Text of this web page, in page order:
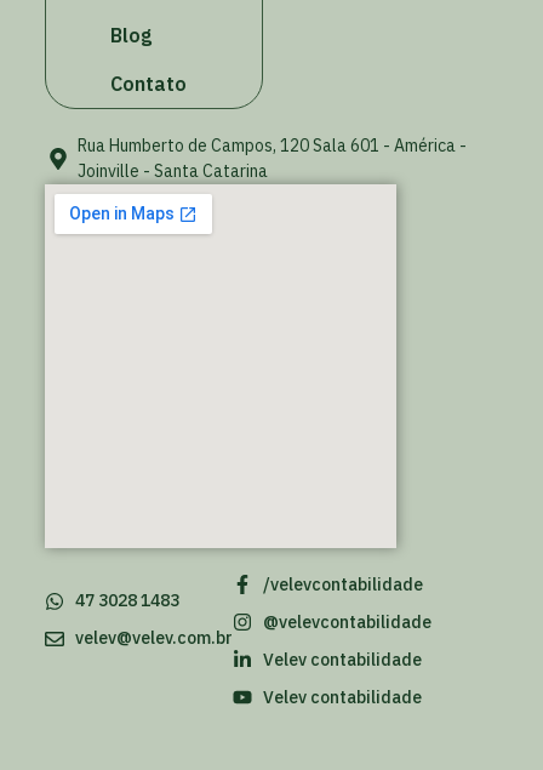
Blog
Contato
Rua Humberto de Campos, 120 Sala 601 - América -
Joinville - Santa Catarina
/velevcontabilidade
@velevcontabilidade
Velev contabilidade
Velev contabilidade
47 3028 1483
velev@velev.com.br